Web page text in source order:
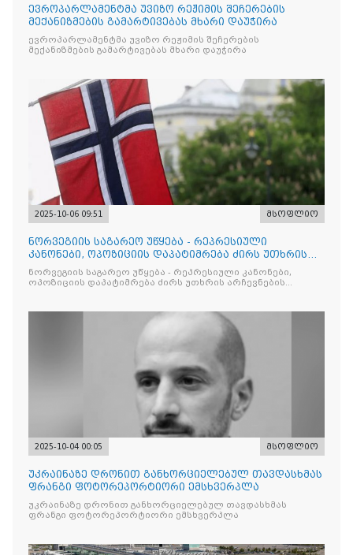
ევროპარლამენტმა უვიზო რეჟიმის შეჩერების
მექანიზმების გამარტივებას მხარი დაუჭირა
ევროპარლამენტმა უვიზო რეჟიმის შეჩერების
მექანიზმების გამარტივებას მხარი დაუჭირა
2025-10-06 09:51 მსოფლიო
ნორვეგიის საგარეო უწყება - რეპრესიული
კანონები, ოპოზიციის დაპატიმრება ძირს უთხრის
არჩევნების ნდობას
ნორვეგიის საგარეო უწყება - რეპრესიული კანონები,
ოპოზიციის დაპატიმრება ძირს უთხრის არჩევნების
2025-10-04 00:05 მსოფლიო
უკრაინაზე დრონით განხორციელებულ თავდასხმას
ფრანგი ფოტორეპორტიორი ემსხვერპლა
უკრაინაზე დრონით განხორციელებულ თავდასხმას
ფრანგი ფოტორეპორტიორი ემსხვერპლა